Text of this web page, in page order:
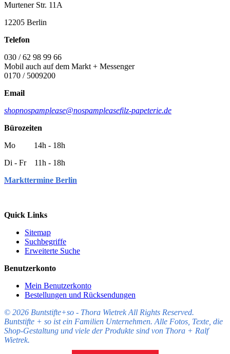
Murtener Str. 11A
12205 Berlin
Telefon
030 / 62 98 99 66
Mobil auch auf dem Markt + Messenger
0170 / 5009200
Email
shopnospamplease@nospampleasefilz-papeterie.de
Bürozeiten
Mo 14h - 18h
Di - Fr 11h - 18h
Markttermine Berlin
Quick Links
Sitemap
Suchbegriffe
Erweiterte Suche
Benutzerkonto
Mein Benutzerkonto
Bestellungen und Rücksendungen
© 2026 Buntstifte+so - Thora Wietrek All Rights Reserved.
Buntstifte + so ist ein Familien Unternehmen. Alle Fotos, Texte, die
Shop-Gestaltung und viele der Produkte sind von Thora + Ralf
Wietrek.